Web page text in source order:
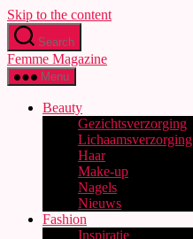
Skip to the content
Search
Femme Magazine
Menu
Beauty
Gezichtsverzorging
Lichaamsverzorging
Haar
Make-up
Nagels
Nieuws
Fashion
Inspiratie